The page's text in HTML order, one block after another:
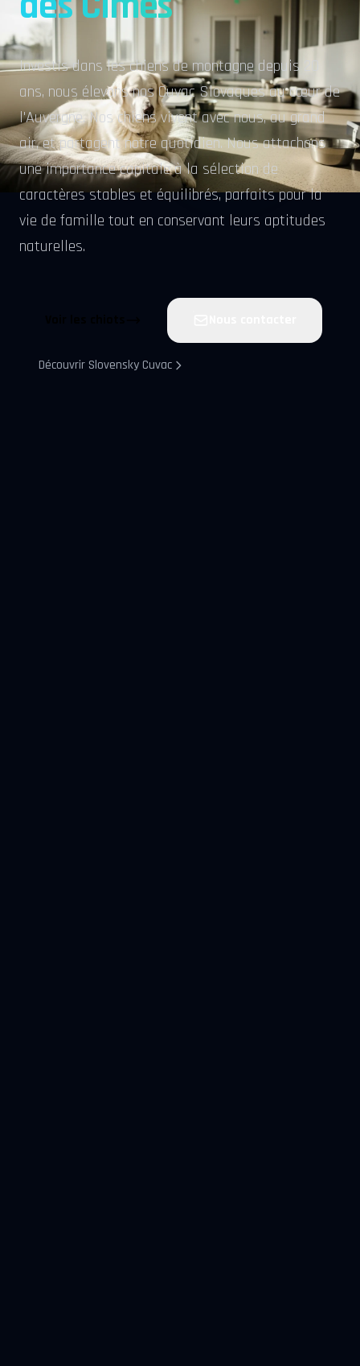
Investis dans les chiens de montagne depuis 20
ans, nous élevons nos Cuvac Slovaques au cœur de
l'Auvergne. Nos chiens vivent avec nous, au grand
air, et partagent notre quotidien. Nous attachons
une importance capitale à la sélection de
caractères stables et équilibrés, parfaits pour la
vie de famille tout en conservant leurs aptitudes
naturelles.
Découvrir Slovensky Cuvac